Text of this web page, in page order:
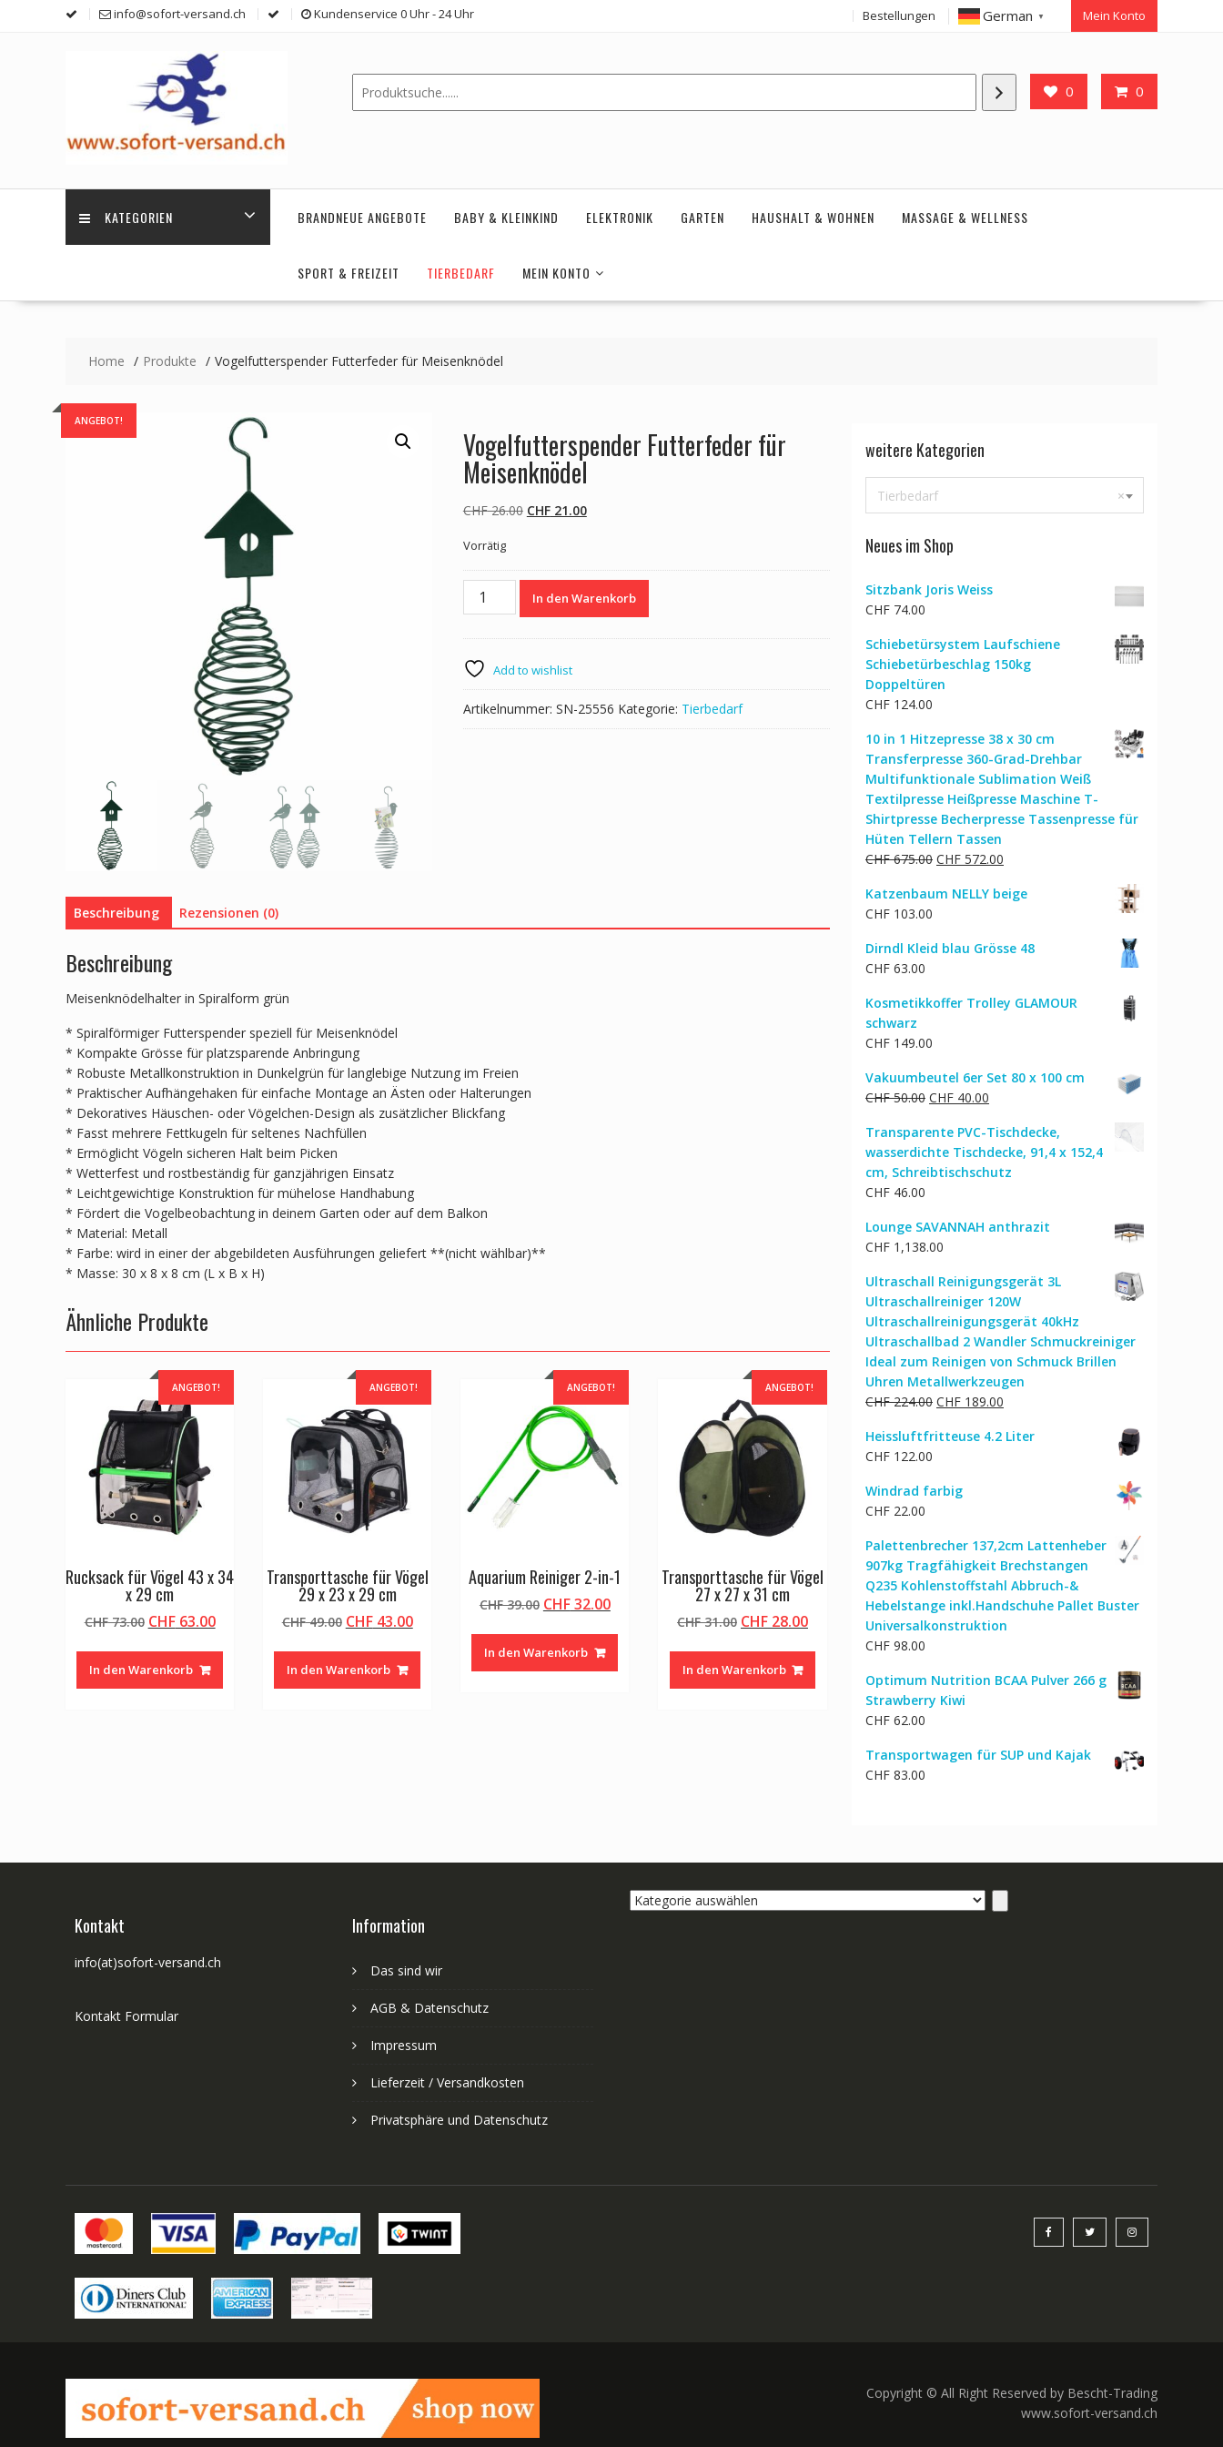
info@sofort-versand.ch Kundenservice 0 Uhr - 24 Uhr Bestellungen German ▼ Mein Konto
0 0
KATEGORIEN BRANDNEUE ANGEBOTE BABY & KLEINKIND ELEKTRONIK GARTEN HAUSHALT & WOHNEN MASSAGE & WELLNESS
SPORT & FREIZEIT TIERBEDARF MEIN KONTO
Home Produkte Vogelfutterspender Futterfeder für Meisenknödel
ANGEBOT!
Vogelfutterspender Futterfeder für
Meisenknödel
CHF26.00 Ursprünglicher
CHF 26.00
CHF21.00Aktueller
CHF 21.00.
Vorrätig
Vogelfutterspender
Menge
In den Warenkorb
Add to wishlist
Artikelnummer: SN-25556 Kategorie: Tierbedarf
Beschreibung Rezensionen (0)
Beschreibung
Meisenknödelhalter in Spiralform grün
* Spiralförmiger Futterspender speziell für Meisenknödel
* Kompakte Grösse für platzsparende Anbringung
* Robuste Metallkonstruktion in Dunkelgrün für langlebige Nutzung im Freien
* Praktischer Aufhängehaken für einfache Montage an Ästen oder Halterungen
* Dekoratives Häuschen- oder Vögelchen-Design als zusätzlicher Blickfang
* Fasst mehrere Fettkugeln für seltenes Nachfüllen
* Ermöglicht Vögeln sicheren Halt beim Picken
* Wetterfest und rostbeständig für ganzjährigen Einsatz
* Leichtgewichtige Konstruktion für mühelose Handhabung
* Fördert die Vogelbeobachtung in deinem Garten oder auf dem Balkon
* Material: Metall
* Farbe: wird in einer der abgebildeten Ausführungen geliefert **(nicht wählbar)**
* Masse: 30 x 8 x 8 cm (L x B x H)
Ähnliche Produkte
ANGEBOT!
Rucksack für Vögel 43 x 34
x 29 cm
CHF73.00 Ursprünglicher
war:
CHF 73.00
CHF63.00Aktueller
In den Warenkorb
ANGEBOT!
Transporttasche für Vögel
29 x 23 x 29 cm
CHF49.00 Ursprünglicher
war:
CHF 49.00
CHF43.00Aktueller
In den Warenkorb
ANGEBOT!
Aquarium Reiniger 2-in-1
CHF39.00 Ursprünglicher
war:
CHF 39.00
CHF32.00Aktueller
In den Warenkorb
ANGEBOT!
Transporttasche für Vögel
27 x 27 x 31 cm
CHF31.00 Ursprünglicher
war:
CHF 31.00
CHF28.00Aktueller
CHF 28.00.
In den Warenkorb
weitere Kategorien
×
Tierbedarf
Neues im Shop
Sitzbank Joris Weiss
CHF 74.00
Schiebetürsystem Laufschiene
Schiebetürbeschlag 150kg
Doppeltüren
CHF 124.00
10 in 1 Hitzepresse 38 x 30 cm
Transferpresse 360-Grad-Drehbar
Multifunktionale Sublimation Weiß
Textilpresse Heißpresse Maschine T-
Shirtpresse Becherpresse Tassenpresse für
Hüten Tellern Tassen
CHF675.00 Ursprünglicher
war:
CHF 572.00
ist:
Katzenbaum NELLY beige
CHF 103.00
Dirndl Kleid blau Grösse 48
CHF 63.00
Kosmetikkoffer Trolley GLAMOUR
schwarz
CHF 149.00
Vakuumbeutel 6er Set 80 x 100 cm
CHF50.00 Ursprünglicher
war:
CHF 50.00
CHF 40.00
ist:
CHF 40.00.
Transparente PVC-Tischdecke,
wasserdichte Tischdecke, 91,4 x 152,4
cm, Schreibtischschutz
CHF 46.00
Lounge SAVANNAH anthrazit
CHF 1,138.00
Ultraschall Reinigungsgerät 3L
Ultraschallreiniger 120W
Ultraschallreinigungsgerät 40kHz
Ultraschallbad 2 Wandler Schmuckreiniger
Ideal zum Reinigen von Schmuck Brillen
Uhren Metallwerkzeugen
CHF224.00 Ursprünglicher
war:
CHF 189.00
ist:
Heissluftfritteuse 4.2 Liter
CHF 122.00
Windrad farbig
CHF 22.00
Palettenbrecher 137,2cm Lattenheber
907kg Tragfähigkeit Brechstangen
Q235 Kohlenstoffstahl Abbruch-&
Hebelstange inkl.Handschuhe Pallet Buster
Universalkonstruktion
CHF 98.00
Optimum Nutrition BCAA Pulver 266 g
Strawberry Kiwi
CHF 62.00
Transportwagen für SUP und Kajak
CHF 83.00
Kontakt
info(at)sofort-versand.ch
Kontakt Formular
Information
Das sind wir
AGB & Datenschutz
Impressum
Lieferzeit / Versandkosten
Privatsphäre und Datenschutz
Kategorie
Copyright © All Right Reserved by Bescht-Trading
www.sofort-versand.ch